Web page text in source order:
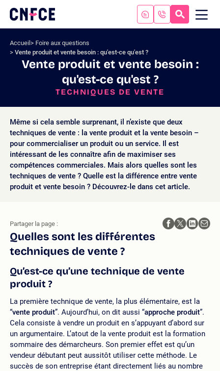
contenu
Logo
site
Accueil
Foire aux questions
Vente produit et vente besoin : qu'est-ce qu'est ?
Vente produit et vente besoin :
qu'est-ce qu'est ?
TECHNIQUES DE VENTE
Même si cela semble surprenant, il n’existe que deux
techniques de vente : la vente produit et la vente besoin –
pour commercialiser un produit ou un service. Il est
intéressant de les connaître afin de maximiser ses
compétences commerciales. Mais alors quelles sont les
techniques de vente ? Quelle est la différence entre vente
produit et vente besoin ? Découvrez-le dans cet article.
Quelles sont les différentes
techniques de vente ?
Qu’est-ce qu’une technique de vente
produit ?
La première technique de vente, la plus élémentaire, est la
“vente produit”. Aujourd’hui, on dit aussi “approche produit”.
Cela consiste à vendre un produit en s’appuyant d’abord sur
un argumentaire. L’atout de la vente produit est la formation
sommaire des démarcheurs. Son premier effet est qu’un
vendeur débutant peut aussitôt utiliser cette méthode. Le
succès de son entreprise étant directement liés au nombre
Partager la page :